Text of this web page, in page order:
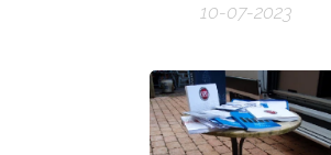
10-07-2023